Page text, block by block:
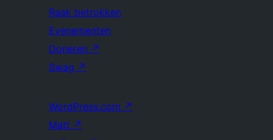
Raak betrokken
Evenementen
Doneren ↗
Swag ↗
WordPress.com ↗
Matt ↗